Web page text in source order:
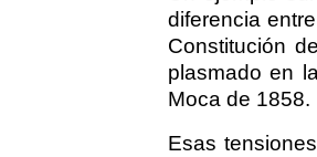
diferencia
Constitución
plasmado en
Moca de 1858.
Esas